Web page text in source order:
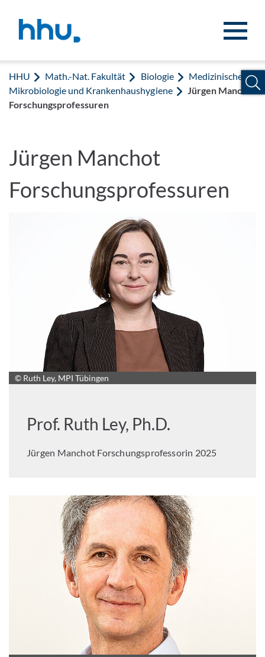
HHU Math.-Nat. Fakultät Biologie
Medizinische
Mikrobiologie und Krankenhaushygiene
Jürgen Manchot
Forschungsprofessuren
Jürgen Manchot
Forschungsprofessuren
© Ruth Ley, MPI Tübingen
Prof. Ruth Ley, Ph.D.
Jürgen Manchot Forschungsprofessorin 2025